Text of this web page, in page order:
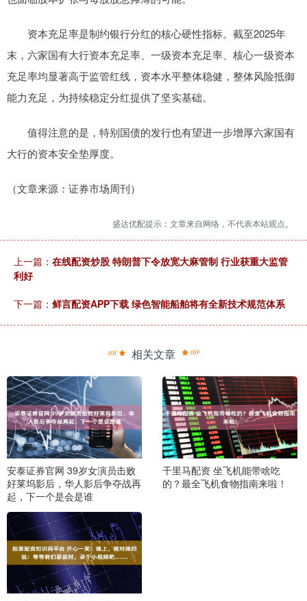
资本充足率是制约银行分红的核心硬性指标。截至2025年
末，六家国有大行资本充足率、一级资本充足率、核心一级资本
充足率均显著高于监管红线，资本水平整体稳健，整体风险抵御
能力充足，为持续稳定分红提供了坚实基础。
值得注意的是，特别国债的发行也有望进一步增厚六家国有
大行的资本安全垫厚度。
（文章来源：证券市场周刊）
盛达优配提示：文章来自网络，不代表本站观点。
上一篇： 在线配资炒股 特朗普下令放宽大麻管制 行业获重大监管
利好
下一篇： 鲜言配资APP下载 绿色智能船舶将有全新技术规范体系
相关文章
安泰证券官网 39岁女演员击败
好莱坞影后，华人影后争夺战再
起，下一个是会是谁
千里马配资 坐飞机能带啥吃
的？最全飞机食物指南来啦！